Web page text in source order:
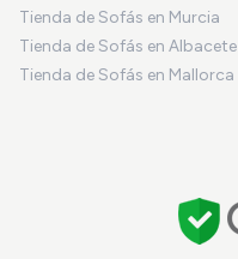
Tienda de Sofás en Murcia
Tienda de Sofás en Albacete
Tienda de Sofás en Mallorca